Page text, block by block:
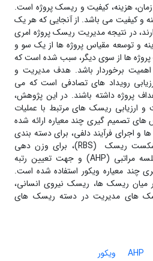
هزینه، کیفیت و ریسک پروژه است.
و کیفیت می باشد. از آنجایی که هر یک
در نتیجه مدیریت ریسک پروژه امری
و توسعه مقیاس پروژه ها از یک سو و
ها از سوی دیگر، سبب شده است که
برخوردار باشد. هدف مدیریت و
رویداد های تصادفی است که می
پروژه داشته باشند. در این پژوهش،
ارزیابی ریسک های مرتبط با عملیات
های تصمیم گیری چند معیاره ارائه شده
اجرای فرآیند دلفی، برای دسته بندی
ریسک ها از ساختار جامع شکست ریسک (RBS)، برای وزن دهی
ریسک ها از روش تحلیل سلسه مراتبی (AHP) و جهت تعیین رتبه
معیاره ویکور استفاده شده است.
میان ریسک ها، ریسک نیروی انسانی،
های مدیریت در دسته ریسک های
AHP
ویکور